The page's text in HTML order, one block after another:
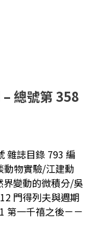
總號第 358
雜誌目錄 793 編
動物實驗/江建勳
變動的微積分/吳
門得列夫與週期
第一千禧之後－－